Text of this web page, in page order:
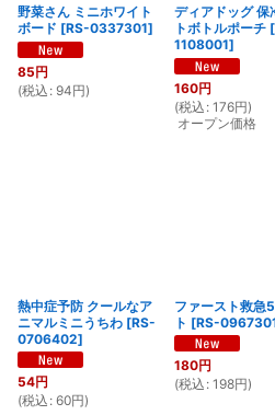
野菜さん ミニホワイト
ボード [RS-0337301]
85円
(税込 : 94円)
ディアドッグ 保
トボトルポーチ [
1108001]
160円
(税込 : 176円)
オープン価格
熱中症予防 クールなア
ニマルミニうちわ [RS-
0706402]
54円
(税込 : 60円)
ファースト救急
ト [RS-
180円
(税込 : 198円)